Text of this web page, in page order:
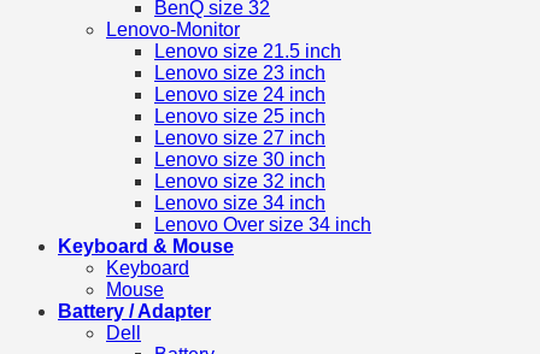
BenQ size 32
Lenovo-Monitor
Lenovo size 21.5 inch
Lenovo size 23 inch
Lenovo size 24 inch
Lenovo size 25 inch
Lenovo size 27 inch
Lenovo size 30 inch
Lenovo size 32 inch
Lenovo size 34 inch
Lenovo Over size 34 inch
Keyboard & Mouse
Keyboard
Mouse
Battery / Adapter
Dell